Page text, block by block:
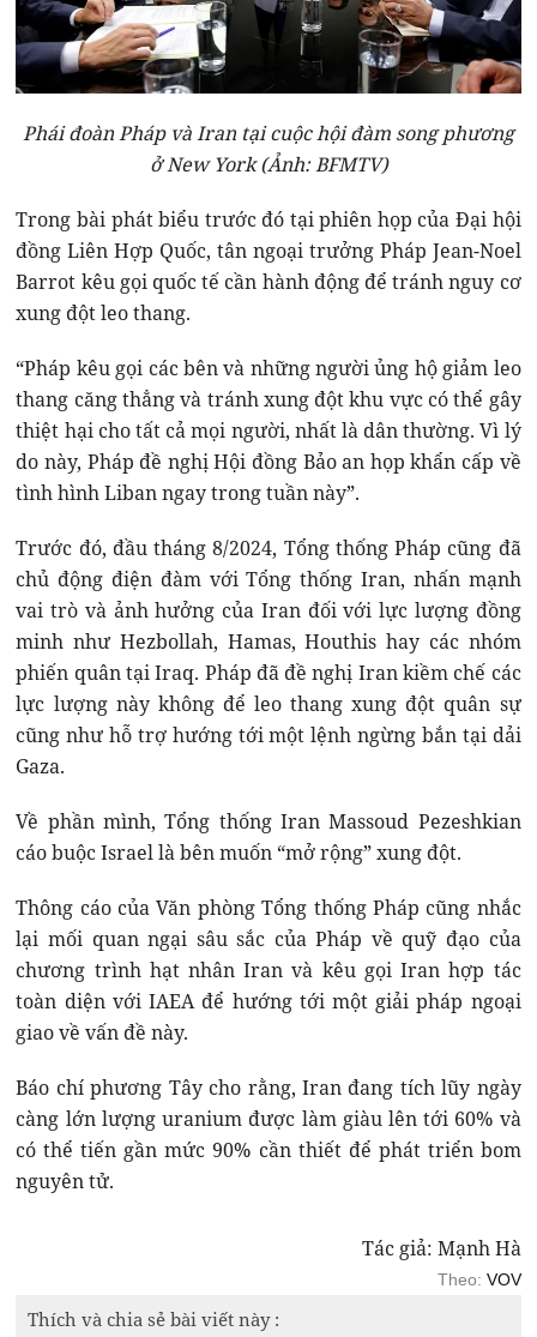
Phái đoàn Pháp và Iran tại cuộc hội đàm song phương
ở New York (Ảnh: BFMTV)
Trong bài phát biểu trước đó tại phiên họp của Đại hội
đồng Liên Hợp Quốc, tân ngoại trưởng Pháp Jean-Noel
Barrot kêu gọi quốc tế cần hành động để tránh nguy cơ
xung đột leo thang.
“Pháp kêu gọi các bên và những người ủng hộ giảm leo
thang căng thẳng và tránh xung đột khu vực có thể gây
thiệt hại cho tất cả mọi người, nhất là dân thường. Vì lý
do này, Pháp đề nghị Hội đồng Bảo an họp khẩn cấp về
tình hình Liban ngay trong tuần này”.
Trước đó, đầu tháng 8/2024, Tổng thống Pháp cũng đã
chủ động điện đàm với Tổng thống Iran, nhấn mạnh
vai trò và ảnh hưởng của Iran đối với lực lượng đồng
minh như Hezbollah, Hamas, Houthis hay các nhóm
phiến quân tại Iraq. Pháp đã đề nghị Iran kiềm chế các
lực lượng này không để leo thang xung đột quân sự
cũng như hỗ trợ hướng tới một lệnh ngừng bắn tại dải
Gaza.
Về phần mình, Tổng thống Iran Massoud Pezeshkian
cáo buộc Israel là bên muốn “mở rộng” xung đột.
Thông cáo của Văn phòng Tổng thống Pháp cũng nhắc
lại mối quan ngại sâu sắc của Pháp về quỹ đạo của
chương trình hạt nhân Iran và kêu gọi Iran hợp tác
toàn diện với IAEA để hướng tới một giải pháp ngoại
giao về vấn đề này.
Báo chí phương Tây cho rằng, Iran đang tích lũy ngày
càng lớn lượng uranium được làm giàu lên tới 60% và
có thể tiến gần mức 90% cần thiết để phát triển bom
nguyên tử.
Tác giả: Mạnh Hà
Theo: VOV
Thích và chia sẻ bài viết này :